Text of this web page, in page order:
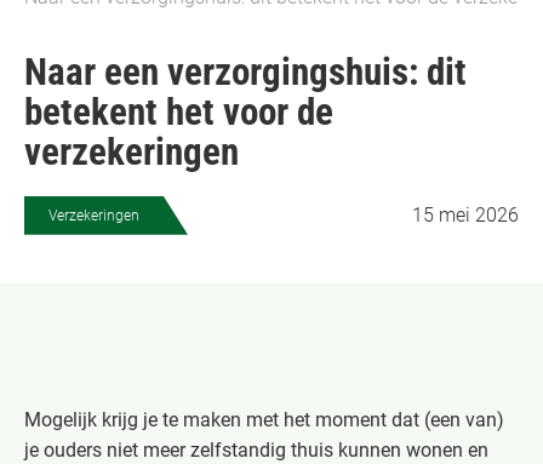
Naar een verzorgingshuis: dit
betekent het voor de
verzekeringen
Verzekeringen 15 mei 2026
Mogelijk krijg je te maken met het moment dat (een van)
je ouders niet meer zelfstandig thuis kunnen wonen en